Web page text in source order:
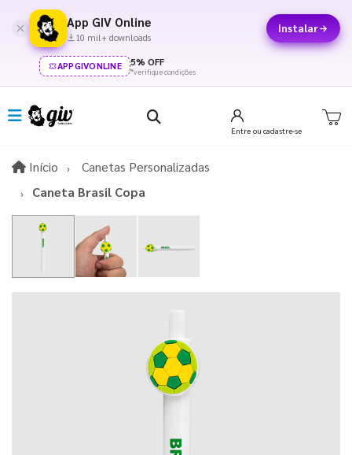
App GIV Online
10 mil+ downloads
Instalar
APPGIVONLINE 5% OFF
*verifique condições
Entre ou cadastre-se
Início InícioCanetas Personalizadas
Caneta Brasil Copa